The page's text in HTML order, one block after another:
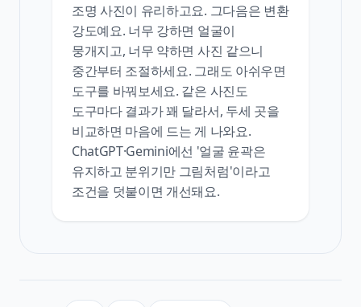
조명 사진이 유리하고요. 그다음은 변환
강도예요. 너무 강하면 얼굴이
뭉개지고, 너무 약하면 사진 같으니
중간부터 조절하세요. 그래도 아쉬우면
도구를 바꿔보세요. 같은 사진도
도구마다 결과가 꽤 달라서, 두세 곳을
비교하면 마음에 드는 게 나와요.
ChatGPT·Gemini에선 '얼굴 윤곽은
유지하고 분위기만 그림처럼'이라고
조건을 덧붙이면 개선돼요.